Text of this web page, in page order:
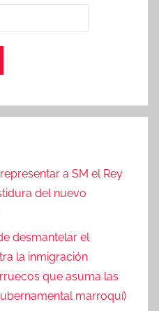
a SM el Rey
del nuevo
desmantelar el
la inmigración
que asuma las
marroquí)